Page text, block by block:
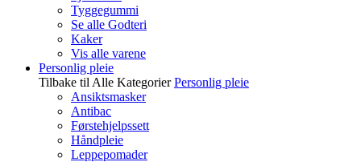
Tyggegummi
Se alle Godteri
Kaker
Vis alle varene
Personlig pleie
Tilbake til Alle Kategorier Personlig pleie
Ansiktsmasker
Antibac
Førstehjelpssett
Håndpleie
Leppepomader